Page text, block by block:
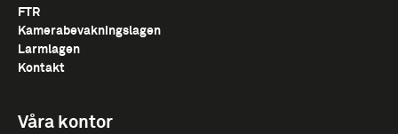
FTR
Kamerabevakningslagen
Larmlagen
Kontakt
Våra kontor